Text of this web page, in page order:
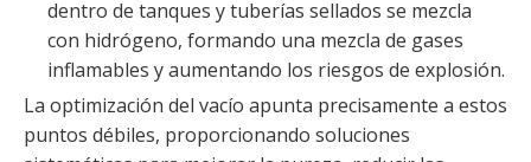
dentro de tanques y tuberías sellados se mezcla
con hidrógeno, formando una mezcla de gases
inflamables y aumentando los riesgos de explosión.
La optimización del vacío apunta precisamente a estos
puntos débiles, proporcionando soluciones